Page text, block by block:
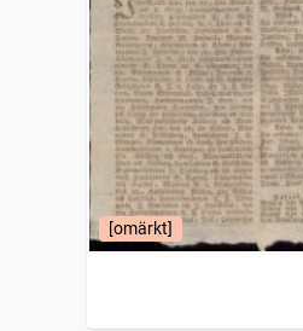
[omärkt]